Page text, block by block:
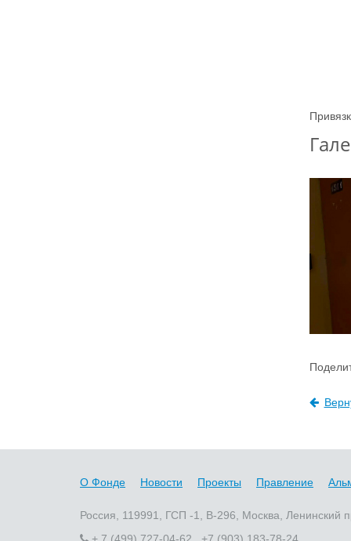
О Фонде Новости Проекты Правление
Россия, 119991, ГСП -1, В-296, Москва, Ленинский